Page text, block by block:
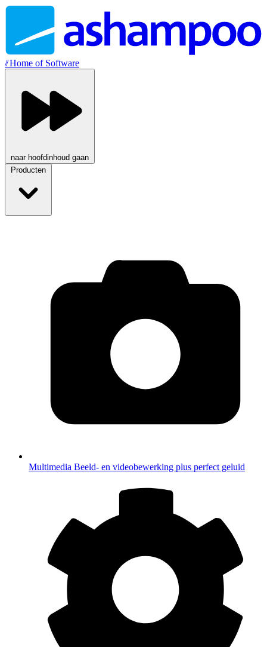
//Home of Software
naar hoofdinhoud gaan
Producten
Multimedia Beeld- en videobewerking plus perfect geluid